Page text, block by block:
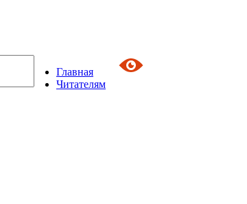
Главная
Читателям